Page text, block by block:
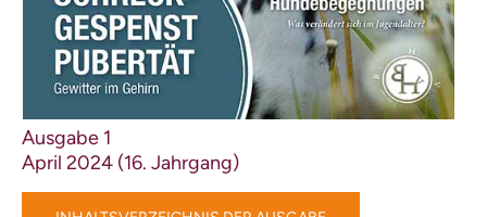
Videos: Online-Diskussionsrunden
Service
Wissenswertes
Mitteilungen
Training | Erziehung
Messen
Ausgabe 1
April 2024 (16. Jahrgang)